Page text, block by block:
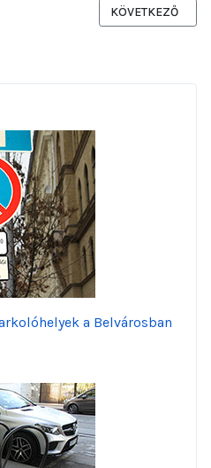
BEJÁRÁSRA VÖRÖSMARTY
KÖVETKEZŐ
KÖVETKEZŐ
a Belvárosban